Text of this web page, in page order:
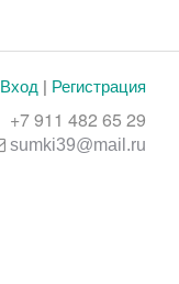
Вход | Регистрация
+7 911 482 65 29
sumki39@mail.ru